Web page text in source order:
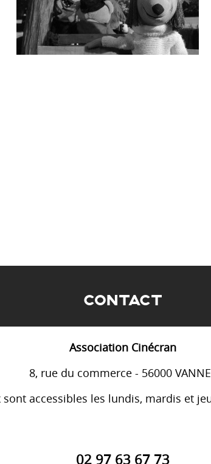
CONTACT
Association Cinécran
8, rue du commerce - 56000
accessibles les lundis, mardis et
02 97 63 67 73